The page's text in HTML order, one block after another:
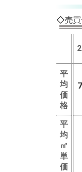
◇売買
平
均
価
格
平
均
㎡
単
価